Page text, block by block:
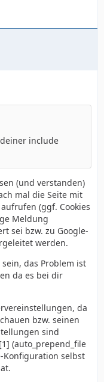
include
(und verstanden)
mal die Seite mit
(ggf. Cookies
Meldung
sei bzw. zu Google-
werden.
das Problem ist
da es bei dir
da
bzw. seinen
sind
(auto_prepend_file
Konfiguration selbst